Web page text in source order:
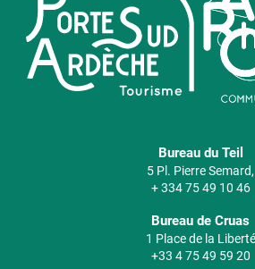
Bureau du Teil
5 Pl. Pierre Semard,
+ 334 75 49 10 46
Bureau de Cruas
1 Place de la Liberté
+33 4 75 49 59 20